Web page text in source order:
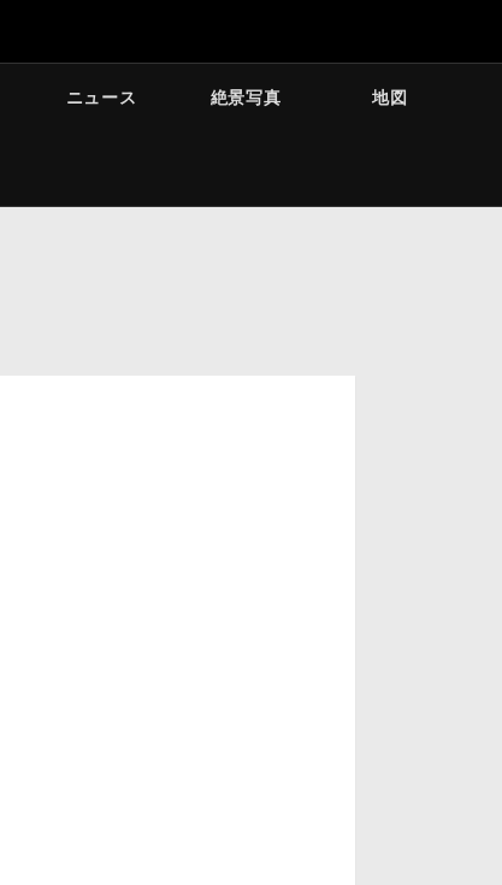
ニュース 絶景写真 地図